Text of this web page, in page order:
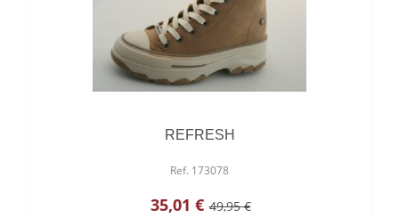
REFRESH
Ref. 173078
35,01 € 49,95 €